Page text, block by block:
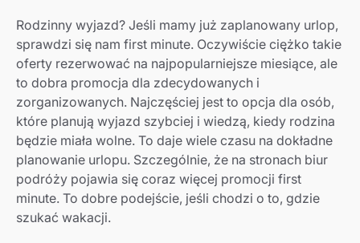
Rodzinny wyjazd? Jeśli mamy już zaplanowany urlop,
sprawdzi się nam first minute. Oczywiście ciężko takie
oferty rezerwować na najpopularniejsze miesiące, ale
to dobra promocja dla zdecydowanych i
zorganizowanych. Najczęściej jest to opcja dla osób,
które planują wyjazd szybciej i wiedzą, kiedy rodzina
będzie miała wolne. To daje wiele czasu na dokładne
planowanie urlopu. Szczególnie, że na stronach biur
podróży pojawia się coraz więcej promocji first
minute. To dobre podejście, jeśli chodzi o to, gdzie
szukać wakacji.